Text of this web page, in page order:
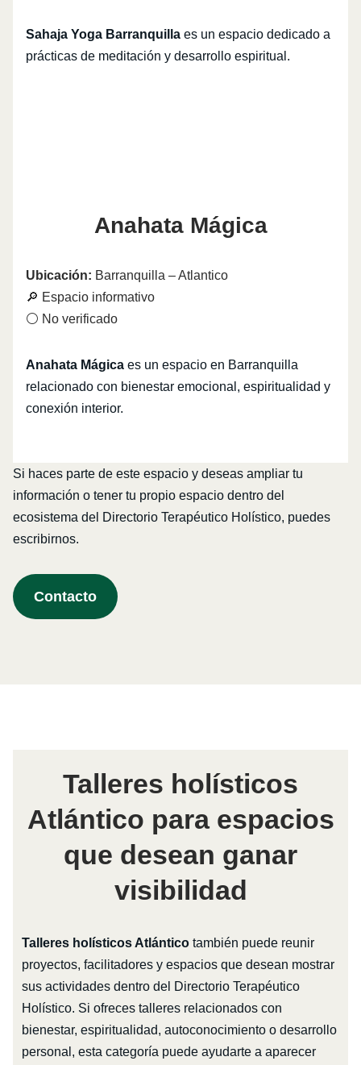
Sahaja Yoga Barranquilla es un espacio dedicado a
prácticas de meditación y desarrollo espiritual.
Anahata Mágica
Ubicación: Barranquilla – Atlantico
🔎 Espacio informativo
⚪ No verificado
Anahata Mágica es un espacio en Barranquilla
relacionado con bienestar emocional, espiritualidad y
conexión interior.
Si haces parte de este espacio y deseas ampliar tu
información o tener tu propio espacio dentro del
ecosistema del Directorio Terapéutico Holístico, puedes
escribirnos.
Contacto
Talleres holísticos
Atlántico para espacios
que desean ganar
visibilidad
Talleres holísticos Atlánticotambién puede reunir
proyectos, facilitadores y espacios que desean mostrar
sus actividades dentro del Directorio Terapéutico
Holístico. Si ofreces talleres relacionados con
bienestar, espiritualidad, autoconocimiento o desarrollo
personal, esta categoría puede ayudarte a aparecer